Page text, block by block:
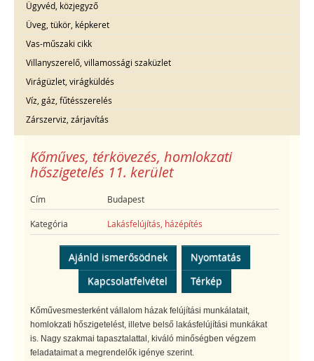
Ügyvéd, közjegyző
Üveg, tükör, képkeret
Vas-műszaki cikk
Villanyszerelő, villamossági szaküzlet
Virágüzlet, virágküldés
Víz, gáz, fűtésszerelés
Zárszerviz, zárjavítás
Kőműves, térkövezés, homlokzati
hőszigetelés 11. kerület
Cím Budapest
Kategória Lakásfelújítás, házépítés
Ajánld ismerősödnek
Nyomtatás
Kapcsolatfelvétel
Térkép
Kőművesmesterként vállalom házak felújítási munkálatait,
homlokzati hőszigetelést, illetve belső lakásfelújítási munkákat
is. Nagy szakmai tapasztalattal, kiváló minőségben végzem
feladataimat a megrendelők igénye szerint.